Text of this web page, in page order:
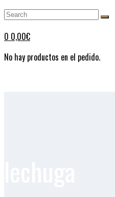
0 0,00€
No hay productos en el pedido.